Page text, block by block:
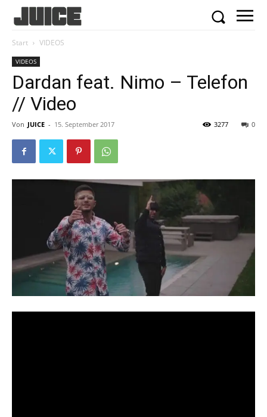
Start VIDEOS
VIDEOS
Dardan feat. Nimo – Telefon
// Video
Von JUICE - 15. September 2017 0
3277